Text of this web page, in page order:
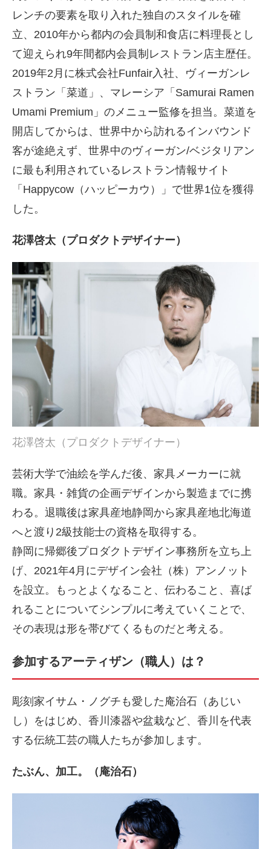
レンチの要素を取り入れた独自のスタイルを確
立、2010年から都内の会員制和食店に料理長とし
て迎えられ9年間都内会員制レストラン店主歴任。
2019年2月に株式会社Funfair入社、ヴィーガンレ
ストラン「菜道」、マレーシア「Samurai Ramen
Umami Premium」のメニュー監修を担当。菜道を
開店してからは、世界中から訪れるインバウンド
客が途絶えず、世界中のヴィーガン/ベジタリアン
に最も利用されているレストラン情報サイト
「Happycow（ハッピーカウ）」で世界1位を獲得
した。
花澤啓太（プロダクトデザイナー）
花澤啓太（プロダクトデザイナー）
芸術大学で油絵を学んだ後、家具メーカーに就
職。家具・雑貨の企画デザインから製造までに携
わる。退職後は家具産地静岡から家具産地北海道
へと渡り2級技能士の資格を取得する。
静岡に帰郷後プロダクトデザイン事務所を立ち上
げ、2021年4月にデザイン会社（株）アンノット
を設立。もっとよくなること、伝わること、喜ば
れることについてシンプルに考えていくことで、
その表現は形を帯びてくるものだと考える。
参加するアーティザン（職人）は？
彫刻家イサム・ノグチも愛した庵治石（あじい
し）をはじめ、香川漆器や盆栽など、香川を代表
する伝統工芸の職人たちが参加します。
たぶん、加工。（庵治石）